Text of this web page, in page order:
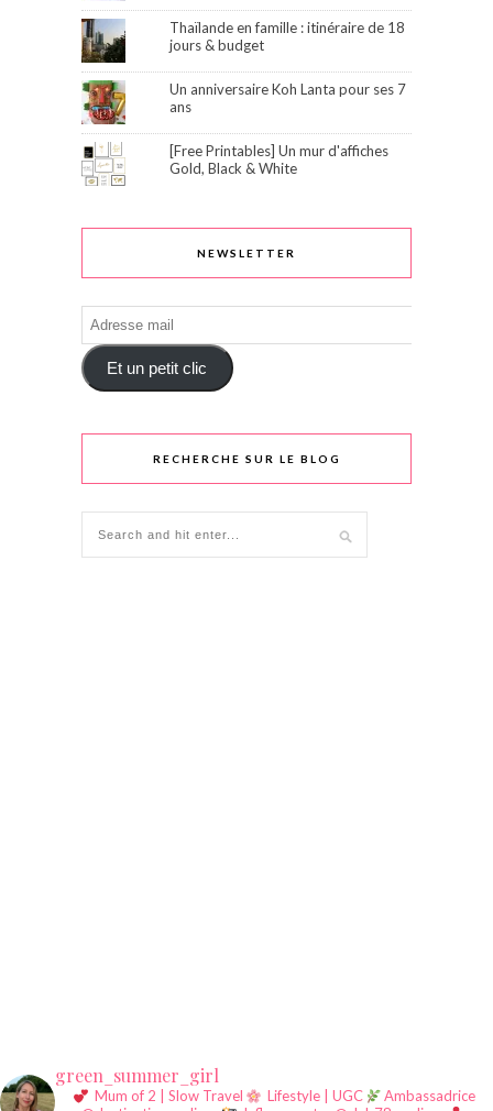
Thaïlande en famille : itinéraire de 18
jours & budget
Un anniversaire Koh Lanta pour ses 7
ans
[Free Printables] Un mur d'affiches
Gold, Black & White
NEWSLETTER
Adresse
mail
Et un petit clic
RECHERCHE SUR LE BLOG
green_summer_girl
Mum of 2 | Slow Travel Lifestyle | UGC
Ambassadrice